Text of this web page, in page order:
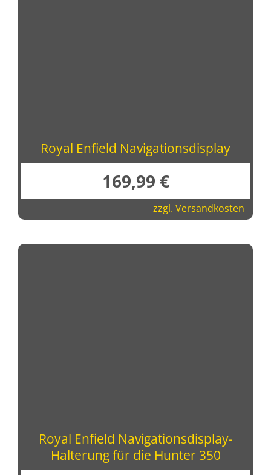
Royal Enfield Navigationsdisplay
169,99 €
zzgl. Versandkosten
Royal Enfield Navigationsdisplay-
Halterung für die Hunter 350